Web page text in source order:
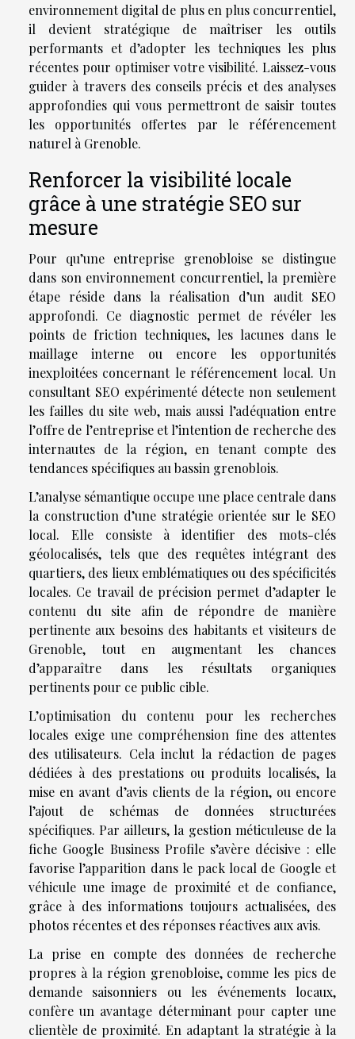
environnement digital de plus en plus concurrentiel,
il devient stratégique de maîtriser les outils
performants et d’adopter les techniques les plus
récentes pour optimiser votre visibilité. Laissez-vous
guider à travers des conseils précis et des analyses
approfondies qui vous permettront de saisir toutes
les opportunités offertes par le référencement
naturel à Grenoble.
Renforcer la visibilité locale
grâce à une stratégie SEO sur
mesure
Pour qu’une entreprise grenobloise se distingue
dans son environnement concurrentiel, la première
étape réside dans la réalisation d’un audit SEO
approfondi. Ce diagnostic permet de révéler les
points de friction techniques, les lacunes dans le
maillage interne ou encore les opportunités
inexploitées concernant le référencement local. Un
consultant SEO expérimenté détecte non seulement
les failles du site web, mais aussi l’adéquation entre
l’offre de l’entreprise et l’intention de recherche des
internautes de la région, en tenant compte des
tendances spécifiques au bassin grenoblois.
L’analyse sémantique occupe une place centrale dans
la construction d’une stratégie orientée sur le SEO
local. Elle consiste à identifier des mots-clés
géolocalisés, tels que des requêtes intégrant des
quartiers, des lieux emblématiques ou des spécificités
locales. Ce travail de précision permet d’adapter le
contenu du site afin de répondre de manière
pertinente aux besoins des habitants et visiteurs de
Grenoble, tout en augmentant les chances
d’apparaître dans les résultats organiques
pertinents pour ce public cible.
L’optimisation du contenu pour les recherches
locales exige une compréhension fine des attentes
des utilisateurs. Cela inclut la rédaction de pages
dédiées à des prestations ou produits localisés, la
mise en avant d’avis clients de la région, ou encore
l’ajout de schémas de données structurées
spécifiques. Par ailleurs, la gestion méticuleuse de la
fiche Google Business Profile s’avère décisive : elle
favorise l’apparition dans le pack local de Google et
véhicule une image de proximité et de confiance,
grâce à des informations toujours actualisées, des
photos récentes et des réponses réactives aux avis.
La prise en compte des données de recherche
propres à la région grenobloise, comme les pics de
demande saisonniers ou les événements locaux,
confère un avantage déterminant pour capter une
clientèle de proximité. En adaptant la stratégie à la